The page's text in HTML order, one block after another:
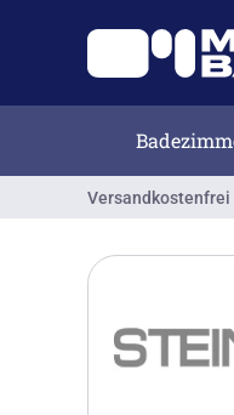
Versandkostenfrei